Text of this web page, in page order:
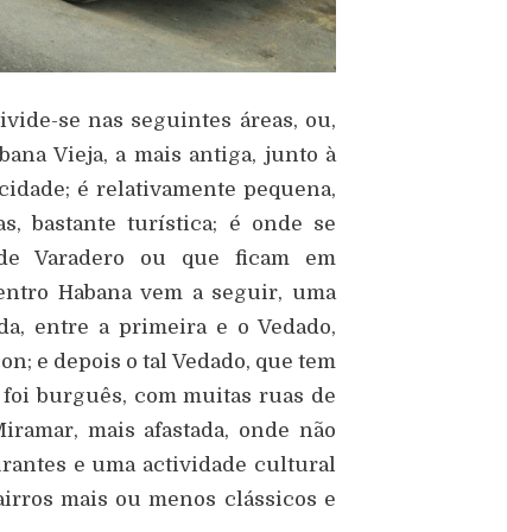
se nas seguintes áreas, ou,
Vieja, a mais antiga, junto à
é relativamente pequena,
bastante turística; é onde se
Varadero ou que ficam em
Habana vem a seguir, uma
entre a primeira e o Vedado,
e depois o tal Vedado, que tem
burguês, com muitas ruas de
mais afastada, onde não
e uma actividade cultural
mais ou menos clássicos e